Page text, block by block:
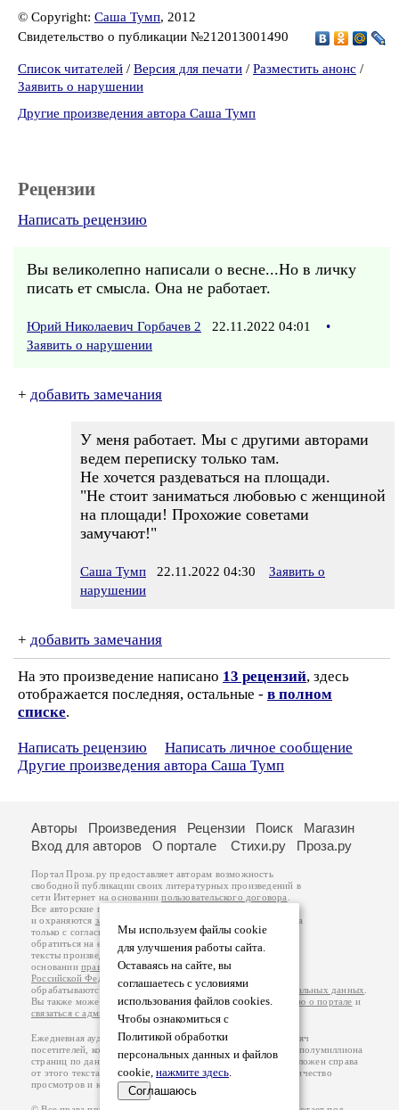
© Copyright: Саша Тумп, 2012
Свидетельство о публикации №212013001490
Список читателей / Версия для печати / Разместить анонс /
Заявить о нарушении
Другие произведения автора Саша Тумп
Рецензии
Написать рецензию
Вы великолепно написали о весне...Но в личку
писать ет смысла. Она не работает.
Юрий Николаевич Горбачев 2 22.11.2022 04:01
•
Заявить о нарушении
+ добавить замечания
У меня работает. Мы с другими авторами
ведем переписку только там.
Не хочется раздеваться на площади.
"Не стоит заниматься любовью с женщиной
на площади! Прохожие советами
замучают!"
Саша Тумп 22.11.2022 04:30
Заявить о
нарушении
+ добавить замечания
На это произведение написано 13 рецензий, здесь
отображается последняя, остальные - в полном
списке.
Написать рецензию
Написать личное сообщение
Другие произведения автора Саша Тумп
Мы используем файлы cookie
для улучшения работы сайта.
Оставаясь на сайте, вы
соглашаетесь с условиями
использования файлов cookies.
Чтобы ознакомиться с
Политикой обработки
персональных данных и файлов
cookie, нажмите здесь.
Соглашаюсь
Авторы Произведения Рецензии Поиск
Магазин
Вход для авторов
О портале Стихи.ру Проза.ру
Портал Проза.ру предоставляет авторам возможность
свободной публикации своих литературных произведений в
сети Интернет на основаниипользовательского договора
Все авторские права на произведения принадлежат авторам
и охраняются законом
. Перепечатка произведений возможна
только с согласия его автора, к которому вы можете
обратиться на его авторской странице. Ответственность за
тексты произведений авторы несут самостоятельно на
основанииправил публикацииизаконодательства
Российской Федерации
обрабатываются на основанииПолитики обработки персональных данных
Вы также можете посмотреть более подробнуюинформацию о портале и
связаться с администрацией
Ежедневная аудитория портала Проза.ру – порядка 100 тысяч
посетителей, которые в общей сумме просматривают более полумиллиона
страниц по данным счетчика посещаемости, который расположен справа
от этого текста. В каждой графе указано по две цифры: количество
просмотров и количество посетителей.